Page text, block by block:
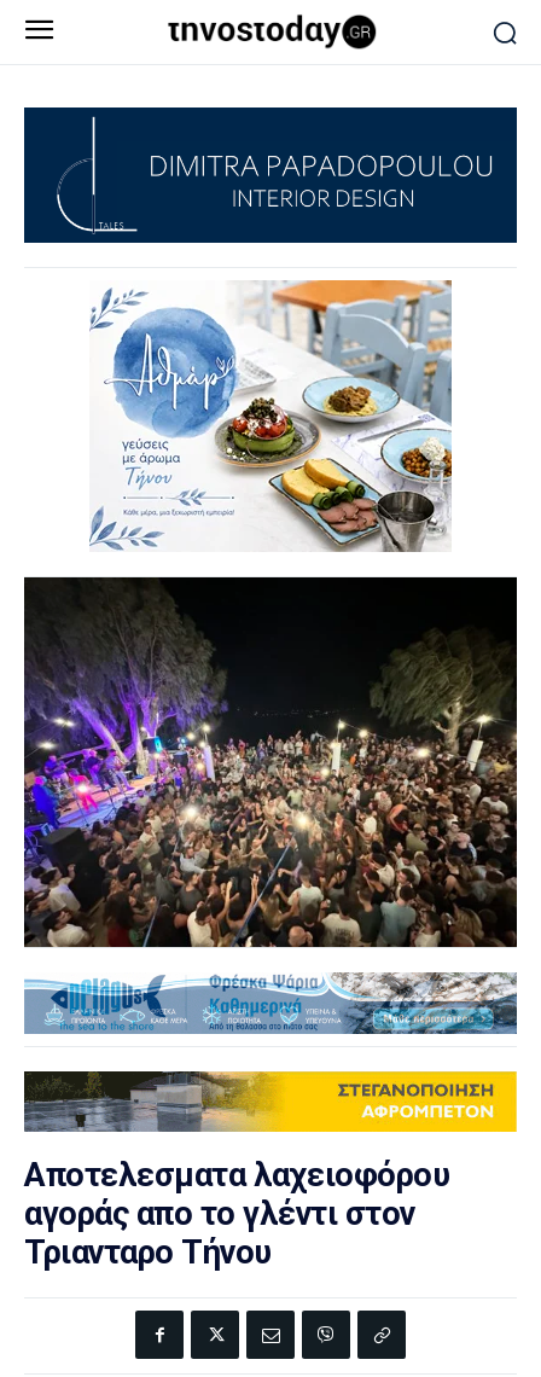
Αποτελεσματα λαχειοφόρου
αγοράς απο το γλέντι στον
Τριανταρο Τήνου